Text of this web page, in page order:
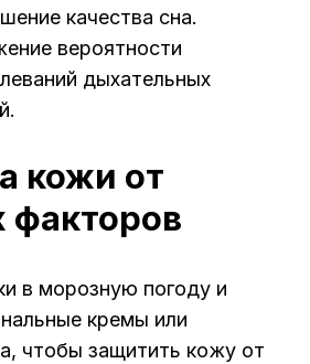
качества сна.
вероятности
дыхательных
кожи от
факторов
в морозную погоду и
кремы или
чтобы защитить кожу от